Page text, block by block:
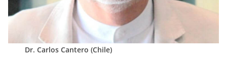
Dr. Carlos Cantero (Chile)